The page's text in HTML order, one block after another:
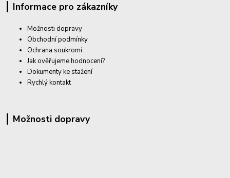
Informace pro zákazníky
Možnosti dopravy
Obchodní podmínky
Ochrana soukromí
Jak ověřujeme hodnocení?
Dokumenty ke stažení
Rychlý kontakt
Možnosti dopravy